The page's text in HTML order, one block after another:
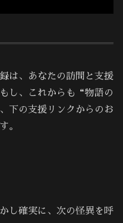
は、あなたの訪問と支援
し、これからも“物語の
下の支援リンクからのお
。
確実に、次の怪異を呼